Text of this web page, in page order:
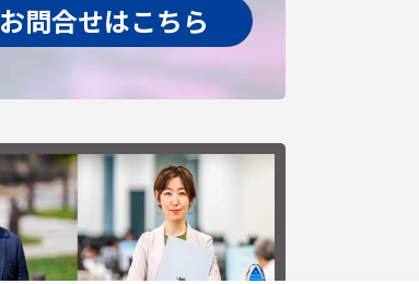
お問合せはこちら